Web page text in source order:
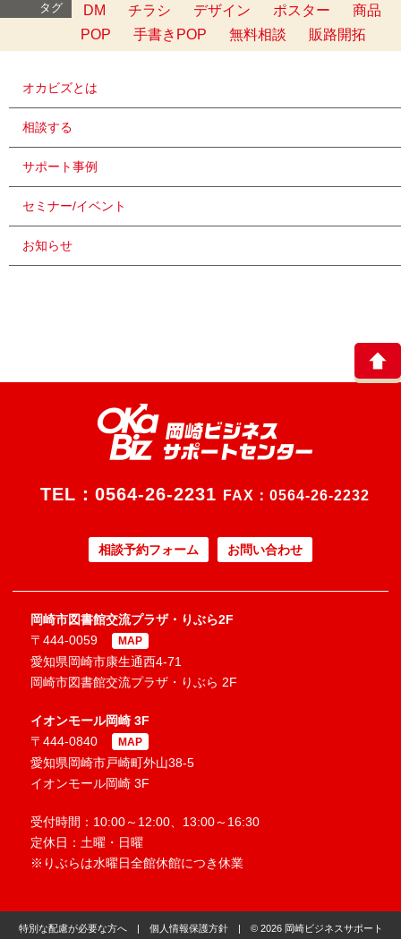
タグ DM チラシ デザイン ポスター
商品
POP
手書きPOP 無料相談 販路開拓
オカビズとは
相談する
サポート事例
セミナー/イベント
お知らせ
TEL： 0564-26-2231 FAX：0564-26-2232
相談予約フォーム お問い合わせ
岡崎市図書館交流プラザ・りぶら2F
〒444-0059
MAP
愛知県岡崎市康生通西4-71
岡崎市図書館交流プラザ・りぶら 2F
イオンモール岡崎 3F
〒444-0840
MAP
愛知県岡崎市戸崎町外山38-5
イオンモール岡崎 3F
受付時間：10:00～12:00、13:00～16:30
定休日：土曜・日曜
※りぶらは水曜日全館休館につき休業
特別な配慮が必要な方へ | 個人情報保護方針 | © 2026 岡崎ビジネスサポート